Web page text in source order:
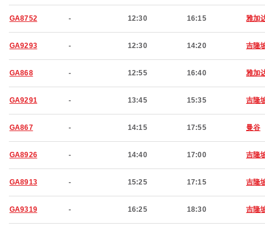
GA8752 - 12:30 16:15 雅加
GA9293 - 12:30 14:20 吉隆
GA868 - 12:55 16:40 雅加
GA9291 - 13:45 15:35 吉隆
GA867 - 14:15 17:55 曼谷
GA8926 - 14:40 17:00 吉隆
GA8913 - 15:25 17:15 吉隆
GA9319 - 16:25 18:30 吉隆